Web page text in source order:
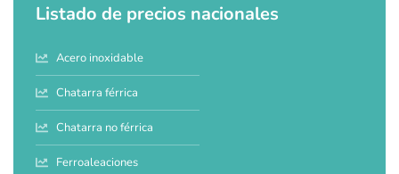
Listado de precios nacionales
Acero inoxidable
Chatarra férrica
Chatarra no férrica
Ferroaleaciones